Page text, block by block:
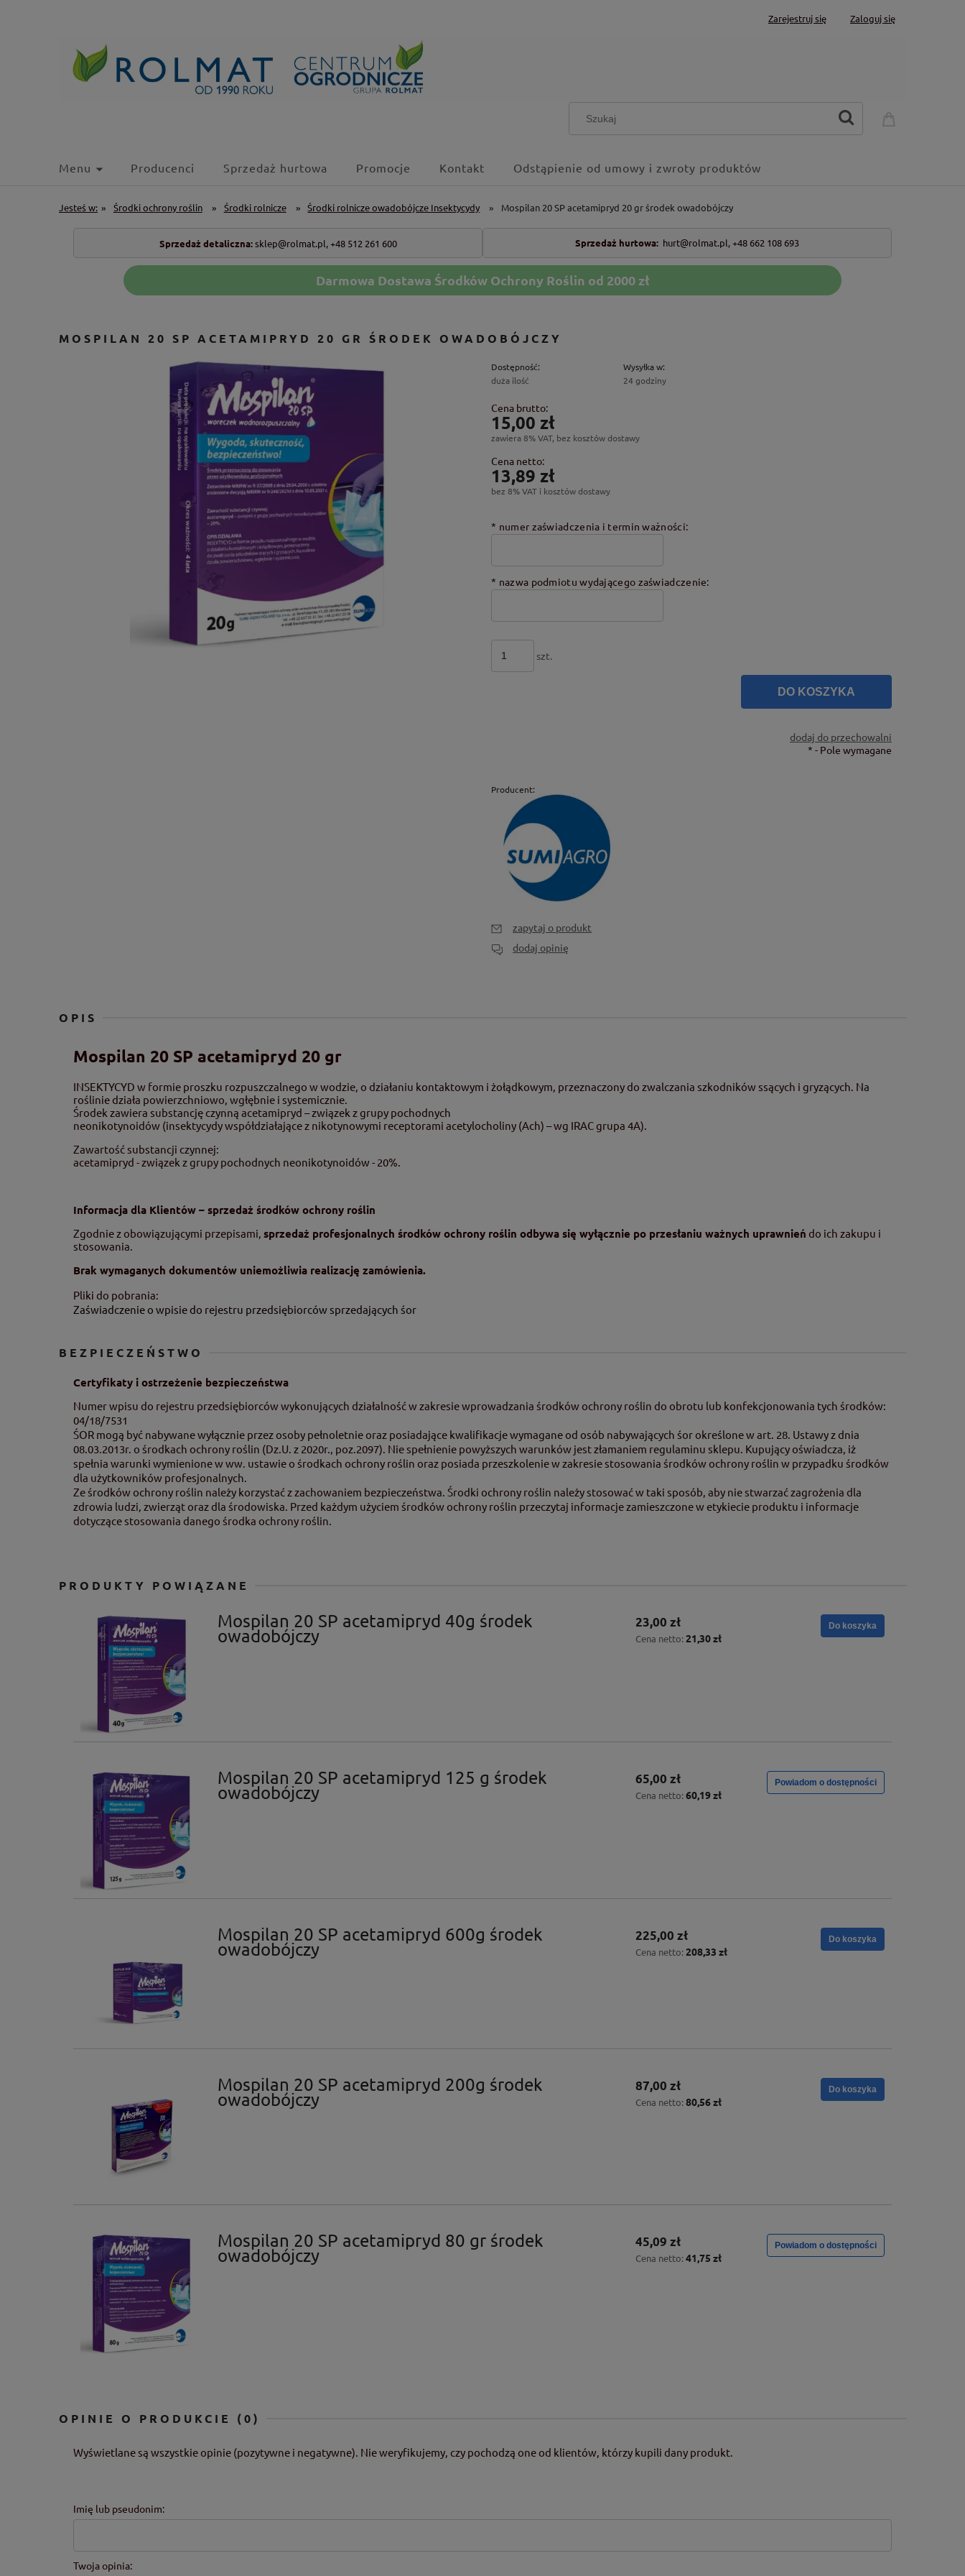
Zarejestruj się Zaloguj się
Menu Producenci Sprzedaż hurtowa Promocje Kontakt Odstąpienie od umowy i zwroty produktów
Jesteś w: » Środki ochrony roślin » Środki rolnicze » Środki rolnicze owadobójcze Insektycydy » Mospilan 20 SP acetamipryd 20 gr środek owadobójczy
Sprzedaż detaliczna: sklep@rolmat.pl, +48 512 261 600 Sprzedaż hurtowa: hurt@rolmat.pl,+48 662 108 693
Darmowa Dostawa Środków Ochrony Roślin od 2000 zł
MOSPILAN 20 SP ACETAMIPRYD 20 GR ŚRODEK OWADOBÓJCZY
Dostępność:
duża ilość
Wysyłka w:
24 godziny
Cena brutto:
15,00 zł
zawiera 8% VAT, bez kosztów dostawy
Cena netto:
13,89 zł
bez 8% VAT i kosztów dostawy
* numer zaświadczenia i termin ważności:
* nazwa podmiotu wydającego zaświadczenie:
szt.
DO KOSZYKA
dodaj do przechowalni
* - Pole wymagane
Producent:
zapytaj o produkt
dodaj opinię
OPIS
Mospilan 20 SP acetamipryd 20 gr
INSEKTYCYD w formie proszku rozpuszczalnego w wodzie, o działaniu kontaktowym i żołądkowym, przeznaczony do zwalczania szkodników ssących i gryzących. Na
roślinie działa powierzchniowo, wgłębnie i systemicznie.
Środek zawiera substancję czynną acetamipryd – związek z grupy pochodnych
neonikotynoidów (insektycydy współdziałające z nikotynowymi receptorami acetylocholiny (Ach) – wg IRAC grupa 4A).
Zawartość substancji czynnej:
acetamipryd - związek z grupy pochodnych neonikotynoidów - 20%.
Informacja dla Klientów – sprzedaż środków ochrony roślin
Zgodnie z obowiązującymi przepisami, sprzedaż profesjonalnych środków ochrony roślin odbywa się wyłącznie po przesłaniu ważnych uprawnień do ich zakupu i
stosowania.
Brak wymaganych dokumentów uniemożliwia realizację zamówienia.
Pliki do pobrania:
Zaświadczenie o wpisie do rejestru przedsiębiorców sprzedających śor
BEZPIECZEŃSTWO
Certyfikaty i ostrzeżenie bezpieczeństwa
Numer wpisu do rejestru przedsiębiorców wykonujących działalność w zakresie wprowadzania środków ochrony roślin do obrotu lub konfekcjonowania tych środków:
04/18/7531
ŚOR mogą być nabywane wyłącznie przez osoby pełnoletnie oraz posiadające kwalifikacje wymagane od osób nabywających śor określone w art. 28. Ustawy z dnia
08.03.2013r. o środkach ochrony roślin (Dz.U. z 2020r., poz.2097). Nie spełnienie powyższych warunków jest złamaniem regulaminu sklepu. Kupujący oświadcza, iż
spełnia warunki wymienione w ww. ustawie o środkach ochrony roślin oraz posiada przeszkolenie w zakresie stosowania środków ochrony roślin w przypadku środków
dla użytkowników profesjonalnych.
Ze środków ochrony roślin należy korzystać z zachowaniem bezpieczeństwa. Środki ochrony roślin należy stosować w taki sposób, aby nie stwarzać zagrożenia dla
zdrowia ludzi, zwierząt oraz dla środowiska. Przed każdym użyciem środków ochrony roślin przeczytaj informacje zamieszczone w etykiecie produktu i informacje
dotyczące stosowania danego środka ochrony roślin.
PRODUKTY POWIĄZANE
Mospilan 20 SP acetamipryd 40g środek
owadobójczy
23,00 zł
Cena netto: 21,30 zł
Do koszyka
Mospilan 20 SP acetamipryd 125 g środek
owadobójczy
65,00 zł
Cena netto: 60,19 zł
Powiadom o dostępności
Mospilan 20 SP acetamipryd 600g środek
owadobójczy
225,00 zł
Cena netto: 208,33 zł
Do koszyka
Mospilan 20 SP acetamipryd 200g środek
owadobójczy
87,00 zł
Cena netto: 80,56 zł
Do koszyka
Mospilan 20 SP acetamipryd 80 gr środek
owadobójczy
45,09 zł
Cena netto: 41,75 zł
Powiadom o dostępności
OPINIE O PRODUKCIE (0)
Wyświetlane są wszystkie opinie (pozytywne i negatywne). Nie weryfikujemy, czy pochodzą one od klientów, którzy kupili dany produkt.
Imię lub pseudonim:
Twoja opinia: